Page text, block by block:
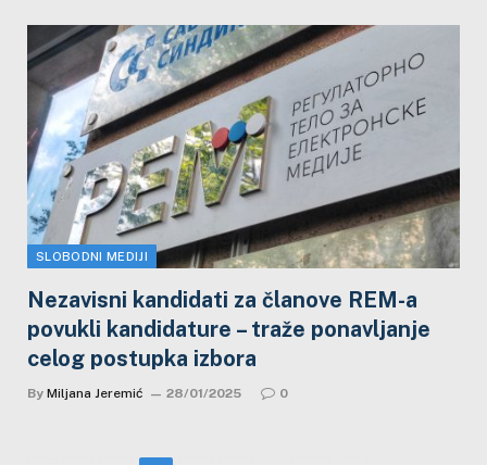
SLOBODNI MEDIJI
Nezavisni kandidati za članove REM-a
povukli kandidature – traže ponavljanje
celog postupka izbora
By Miljana Jeremić 28/01/2025 0